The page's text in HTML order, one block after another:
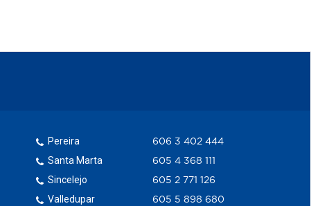
Pereira
Santa Marta
Sincelejo
Valledupar
606 3 402 444
605 4 368 111
605 2 771 126
605 5 898 680